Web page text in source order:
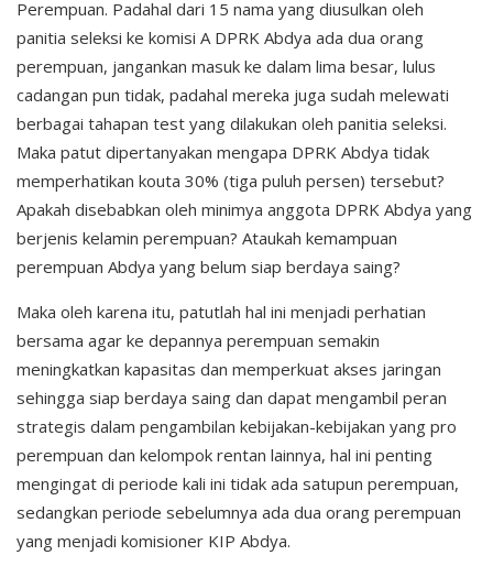
Perempuan. Padahal dari 15 nama yang diusulkan oleh
panitia seleksi ke komisi A DPRK Abdya ada dua orang
perempuan, jangankan masuk ke dalam lima besar, lulus
cadangan pun tidak, padahal mereka juga sudah melewati
berbagai tahapan test yang dilakukan oleh panitia seleksi.
Maka patut dipertanyakan mengapa DPRK Abdya tidak
memperhatikan kouta 30% (tiga puluh persen) tersebut?
Apakah disebabkan oleh minimya anggota DPRK Abdya yang
berjenis kelamin perempuan? Ataukah kemampuan
perempuan Abdya yang belum siap berdaya saing?
Maka oleh karena itu, patutlah hal ini menjadi perhatian
bersama agar ke depannya perempuan semakin
meningkatkan kapasitas dan memperkuat akses jaringan
sehingga siap berdaya saing dan dapat mengambil peran
strategis dalam pengambilan kebijakan-kebijakan yang pro
perempuan dan kelompok rentan lainnya, hal ini penting
mengingat di periode kali ini tidak ada satupun perempuan,
sedangkan periode sebelumnya ada dua orang perempuan
yang menjadi komisioner KIP Abdya.